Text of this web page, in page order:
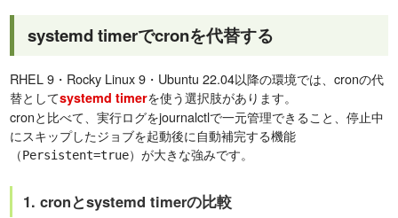
systemd timerでcronを代替する
RHEL 9・Rocky Linux 9・Ubuntu 22.04以降の環境では、cronの代
替としてsystemd timerを使う選択肢があります。
cronと比べて、実行ログをjournalctlで一元管理できること、停止中
にスキップしたジョブを起動後に自動補完する機能
（Persistent=true）が大きな強みです。
1. cronとsystemd timerの比較